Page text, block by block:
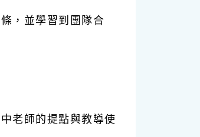
，並學習到團隊合
老師的提點與教導使